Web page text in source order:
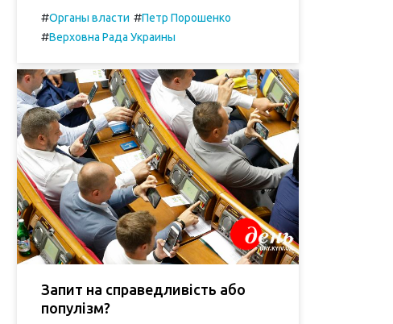
#Органы власти #Петр Порошенко
#Верховна Рада Украины
Запит на справедливість або
популізм?